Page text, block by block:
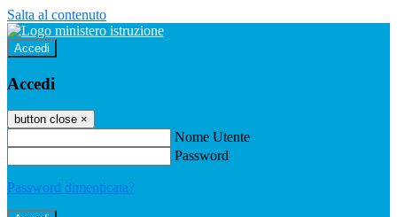
Salta al contenuto
Accedi
Accedi
button close ×
Nome Utente
Password
Password dimenticata?